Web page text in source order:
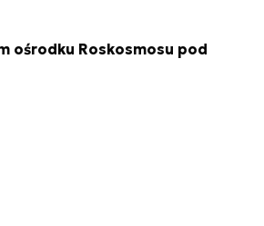
ośrodku Roskosmosu pod